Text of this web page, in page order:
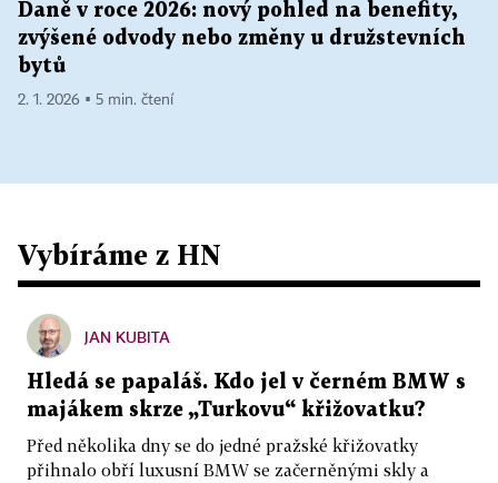
Daně v roce 2026: nový pohled na benefity,
zvýšené odvody nebo změny u družstevních
bytů
2. 1. 2026 ▪ 5 min. čtení
Vybíráme z HN
JAN KUBITA
Hledá se papaláš. Kdo jel v černém BMW s
majákem skrze „Turkovu“ křižovatku?
Před několika dny se do jedné pražské křižovatky
přihnalo obří luxusní BMW se začerněnými skly a